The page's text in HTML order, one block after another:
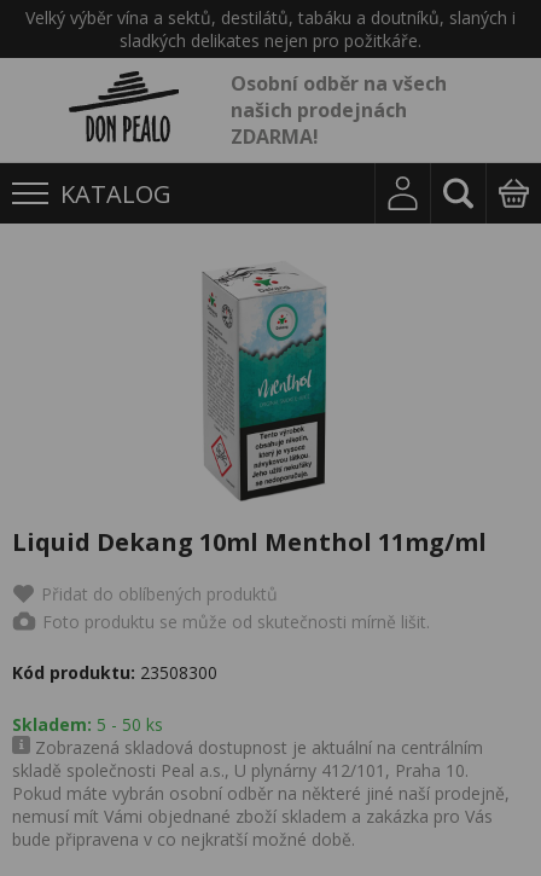
Velký výběr vína a sektů, destilátů, tabáku a doutníků, slaných i
sladkých delikates nejen pro požitkáře.
Osobní odběr na všech
našich prodejnách
ZDARMA!
KATALOG
Liquid Dekang 10ml Menthol 11mg/ml
Přidat do oblíbených produktů
Foto produktu se může od skutečnosti mírně lišit.
Kód produktu: 23508300
Skladem: 5 - 50 ks
Zobrazená skladová dostupnost je aktuální na centrálním
skladě společnosti Peal a.s., U plynárny 412/101, Praha 10.
Pokud máte vybrán osobní odběr na některé jiné naší prodejně,
nemusí mít Vámi objednané zboží skladem a zakázka pro Vás
bude připravena v co nejkratší možné době.